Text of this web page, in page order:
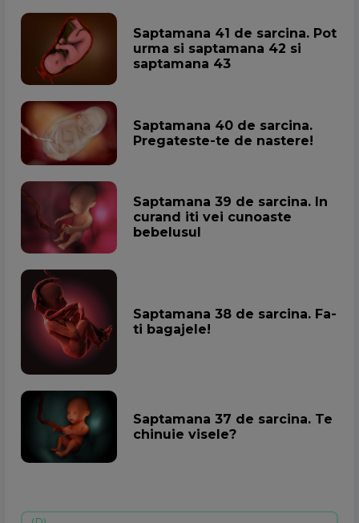
Saptamana 41 de sarcina. Pot
urma si saptamana 42 si
saptamana 43
Saptamana 40 de sarcina.
Pregateste-te de nastere!
Saptamana 39 de sarcina. In
curand iti vei cunoaste
bebelusul
Saptamana 38 de sarcina. Fa-
ti bagajele!
Saptamana 37 de sarcina. Te
chinuie visele?